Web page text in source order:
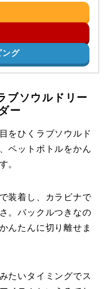
ング
ソウルドリー
ー
をひくラブソウルド
ペットボトルをかん
。
装着し、カラビナで
。バックルつきなの
んたんに切り離せま
たいタイミングでス